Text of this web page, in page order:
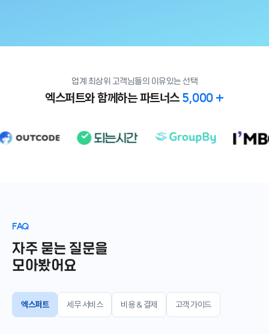
업계 최상위 고객님들의 이유있는 선택
엑스퍼트와 함께하는 파트너스 5,000 +
FAQ
자주 묻는 질문을
모아봤어요
엑스퍼트 세무 서비스 비용 & 결제 고객 가이드